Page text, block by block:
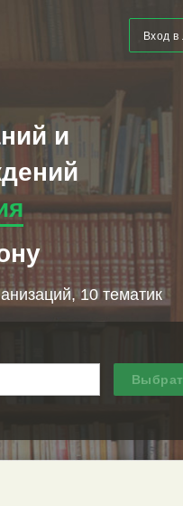
Вход в
и
10 тематик